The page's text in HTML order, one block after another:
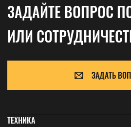
ЗАДАЙТЕ ВОПРОС
ИЛИ
ЗАДАТЬ
ТЕХНИКА